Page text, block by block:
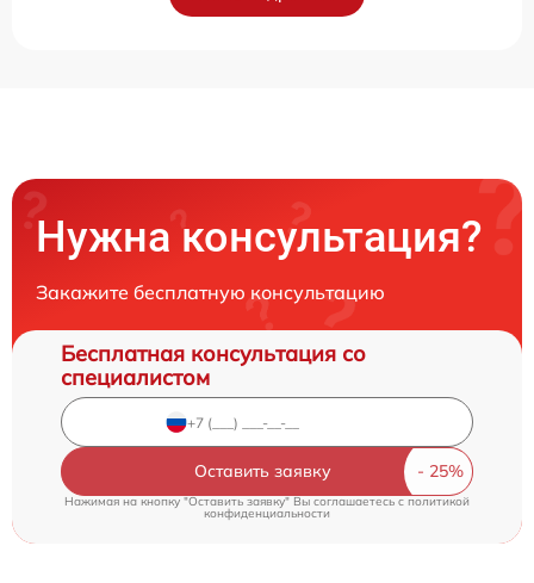
Нужна консультация?
Закажите бесплатную консультацию
Бесплатная консультация со
специалистом
Оставить заявку
Нажимая на кнопку "Оставить заявку" Вы соглашаетесь c политикой
конфиденциальности